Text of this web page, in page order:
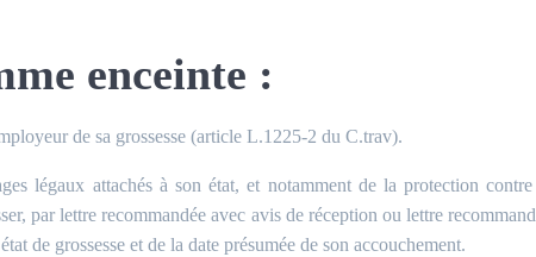
enceinte :
de sa grossesse (article L.1225-2 du C.trav).
légaux attachés à son état, et notamment de la protection
par lettre recommandée avec avis de réception ou lettre
de grossesse et de la date présumée de son accouchement.